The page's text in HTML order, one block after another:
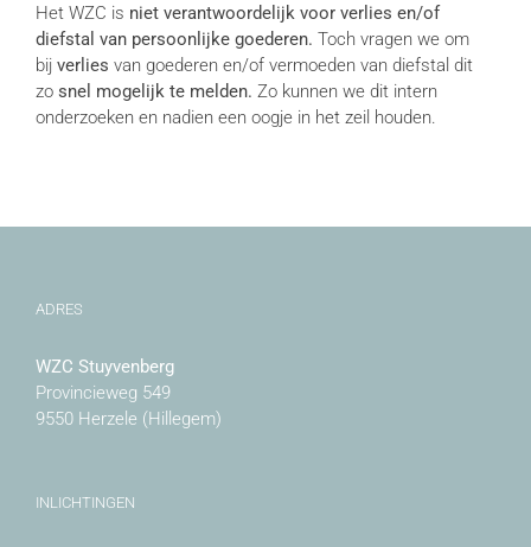
Het WZC is niet verantwoordelijk voor verlies en/of
diefstal van persoonlijke goederen. Toch vragen we om
bij verlies van goederen en/of vermoeden van diefstal dit
zo snel mogelijk te melden. Zo kunnen we dit intern
onderzoeken en nadien een oogje in het zeil houden.
ADRES
WZC Stuyvenberg
Provincieweg 549
9550 Herzele (Hillegem)
INLICHTINGEN